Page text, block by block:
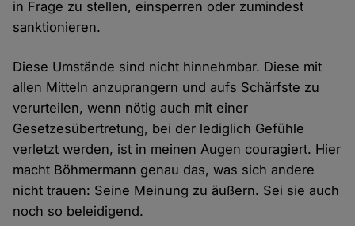
in Frage zu stellen, einsperren oder zumindest
sanktionieren.
Diese Umstände sind nicht hinnehmbar. Diese mit
allen Mitteln anzuprangern und aufs Schärfste zu
verurteilen, wenn nötig auch mit einer
Gesetzesübertretung, bei der lediglich Gefühle
verletzt werden, ist in meinen Augen cou­ra­giert. Hier
macht Böhmermann genau das, was sich andere
nicht trauen: Seine Meinung zu äußern. Sei sie auch
noch so beleidigend.